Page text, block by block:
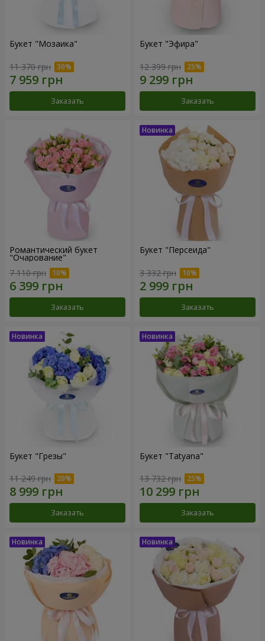
Букет "Мозаика"
11 370 грн
Заказать
Букет "Эфира"
12 399 грн
Заказать
Романтический букет
"Очарование"
7 110 грн
Заказать
Букет "Персеида"
3 332 грн
Заказать
Букет "Грезы"
11 249 грн
Заказать
Букет "Tatyana"
13 732 грн
Заказать